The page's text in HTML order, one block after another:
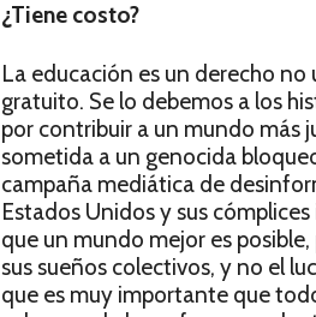
¿Tiene costo?
La educación es un derecho
gratuito. Se lo debemos a los
por contribuir a un mundo más
sometida a un genocida
campaña mediática de
Estados Unidos y sus
que un mundo mejor es
sus sueños colectivos, y no el
que es muy importante que